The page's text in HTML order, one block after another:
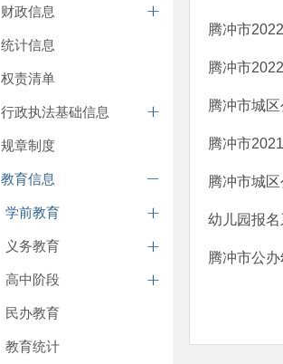
财政信息
统计信息
权责清单
行政执法基础信息
规章制度
教育信息
学前教育
义务教育
高中阶段
民办教育
教育统计
腾冲市
腾冲市
腾冲市城
腾冲市
腾冲市城
幼儿园报
腾冲市公